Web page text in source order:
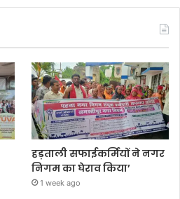
हड़ताली सफाईकर्मियों ने नगर
निगम का घेराव किया’
1 week ago